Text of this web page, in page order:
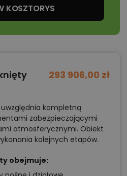
KOSZTORYS
293 906,00 zł
kompletną
zabezpieczającymi
atmosferycznymi. Obiekt
kolejnych etapów.
obejmuje: